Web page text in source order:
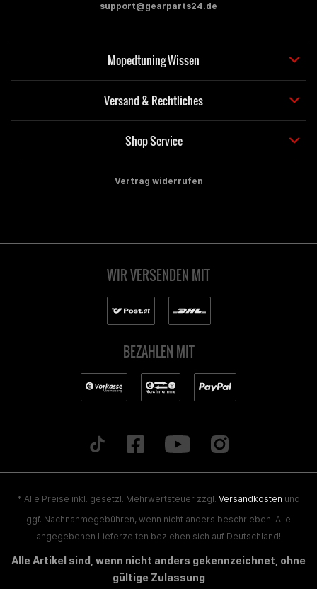
Kevin Fleischhacker
Passt nicht Passt nicht auf aprilia rx 2018
Thomas Ruhsam
Stefan Walzinger
passt nicht und das ist für 20€ sehr teuer
Sieht super aus, passt leider nicht auf RX 2019.
Steht da tnt oben drauf
Florian Fink
support@gearparts24.de
Mopedtuning Wissen
Versand & Rechtliches
Shop Service
Vertrag widerrufen
WIR VERSENDEN MIT
BEZAHLEN MIT
* Alle Preise inkl. gesetzl. Mehrwertsteuer zzgl. Versandkosten und
ggf. Nachnahmegebühren, wenn nicht anders beschrieben. Alle
angegebenen Lieferzeiten beziehen sich auf Deutschland!
Alle Artikel sind, wenn nicht anders gekennzeichnet, ohne
gültige Zulassung